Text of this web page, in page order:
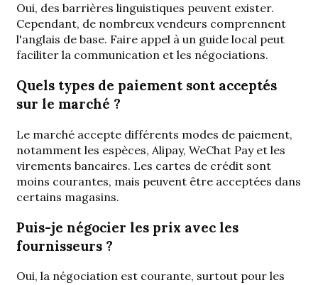
Oui, des barrières linguistiques peuvent exister.
Cependant, de nombreux vendeurs comprennent
l'anglais de base. Faire appel à un guide local peut
faciliter la communication et les négociations.
Quels types de paiement sont acceptés
sur le marché ?
Le marché accepte différents modes de paiement,
notamment les espèces, Alipay, WeChat Pay et les
virements bancaires. Les cartes de crédit sont
moins courantes, mais peuvent être acceptées dans
certains magasins.
Puis-je négocier les prix avec les
fournisseurs ?
Oui, la négociation est courante, surtout pour les